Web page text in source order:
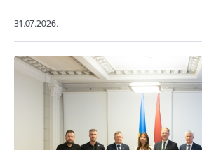
31.07.2026.